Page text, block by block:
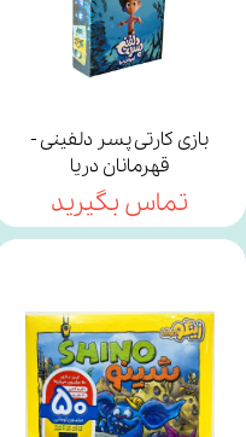
بازی کارتی پسر دلفینی -
قهرمانان دریا
تماس بگیرید